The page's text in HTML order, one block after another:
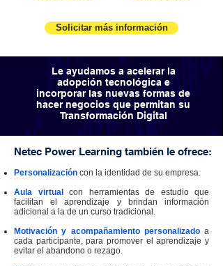
Solicitar más información
Le ayudamos a acelerar la
adopción tecnológica e
incorporar las nuevas formas de
hacer negocios que permitan su
Transformación Digital
Netec Power Learning también le ofrece:
Personalización con la identidad de su empresa.
Aula virtual
con herramientas de estudio que
facilitan el aprendizaje y brindan información
adicional a la de un curso tradicional.
Motivación y acompañamiento personalizado a
cada participante, para promover el aprendizaje y
evitar el abandono o rezago.